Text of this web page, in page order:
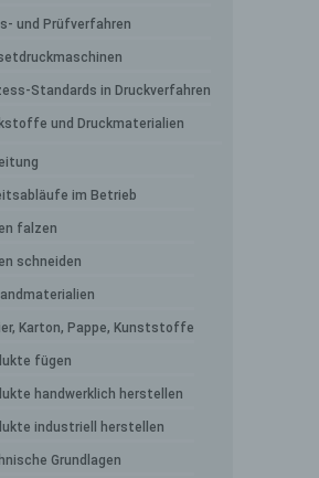
und Prüfverfahren
Standards in Druckverfahren
und Druckmaterialien
im Betrieb
falzen
schneiden
Karton, Pappe, Kunststoffe
fügen
handwerklich herstellen
industriell herstellen
Grundlagen